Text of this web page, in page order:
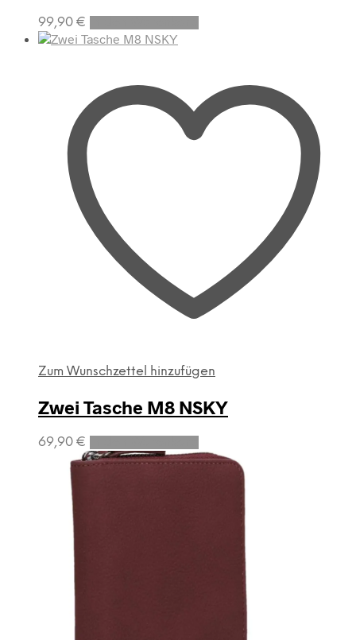
99,90 €
Zum Wunschzettel hinzufügen
Zwei Tasche M8 NSKY
69,90 €